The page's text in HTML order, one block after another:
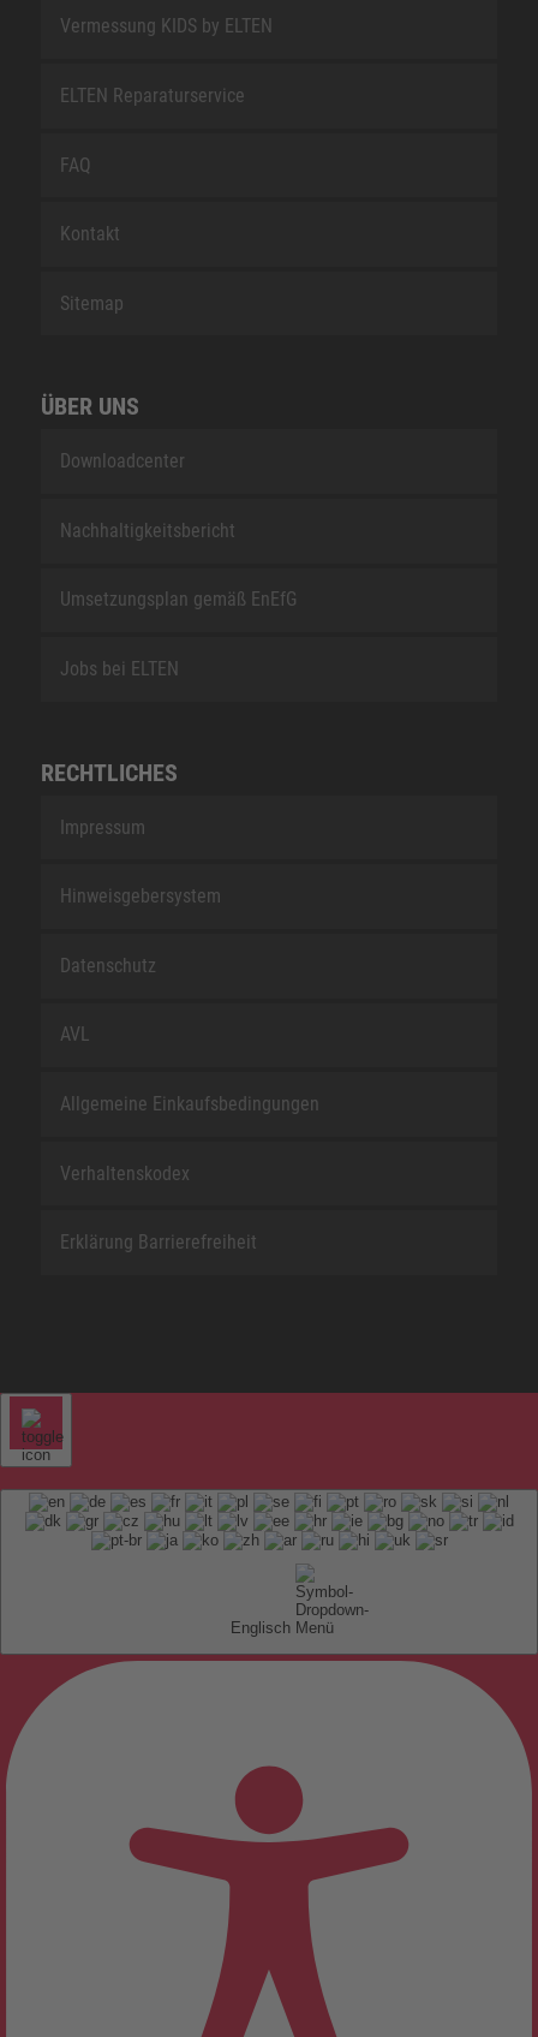
Vermessung KIDS by ELTEN
ELTEN Reparaturservice
FAQ
Kontakt
Sitemap
ÜBER UNS
Downloadcenter
Nachhaltigkeitsbericht
Umsetzungsplan gemäß EnEfG
Jobs bei ELTEN
RECHTLICHES
Impressum
Hinweisgebersystem
Datenschutz
AVL
Allgemeine Einkaufsbedingungen
Verhaltenskodex
Erklärung Barrierefreiheit
Englisch